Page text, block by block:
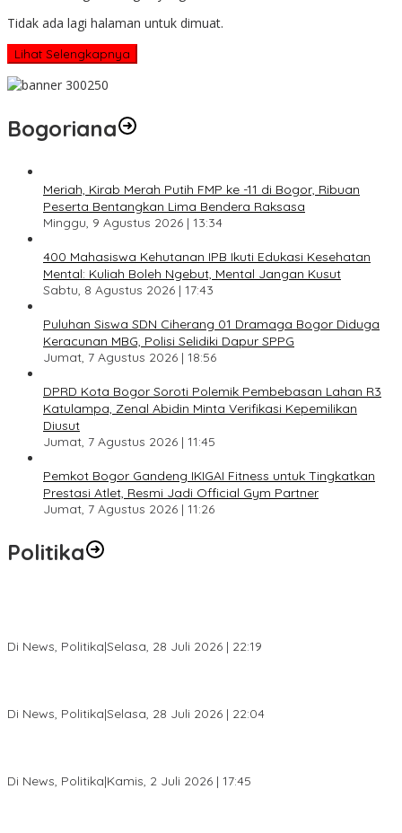
Tidak ada lagi halaman untuk dimuat.
Lihat Selengkapnya
Bogoriana
Meriah, Kirab Merah Putih FMP ke -11 di Bogor, Ribuan
Peserta Bentangkan Lima Bendera Raksasa
Minggu, 9 Agustus 2026 | 13:34
400 Mahasiswa Kehutanan IPB Ikuti Edukasi Kesehatan
Mental: Kuliah Boleh Ngebut, Mental Jangan Kusut
Sabtu, 8 Agustus 2026 | 17:43
Puluhan Siswa SDN Ciherang 01 Dramaga Bogor Diduga
Keracunan MBG, Polisi Selidiki Dapur SPPG
Jumat, 7 Agustus 2026 | 18:56
DPRD Kota Bogor Soroti Polemik Pembebasan Lahan R3
Katulampa, Zenal Abidin Minta Verifikasi Kepemilikan
Diusut
Jumat, 7 Agustus 2026 | 11:45
Pemkot Bogor Gandeng IKIGAI Fitness untuk Tingkatkan
Prestasi Atlet, Resmi Jadi Official Gym Partner
Jumat, 7 Agustus 2026 | 11:26
Politika
Di News, Politika|Selasa, 28 Juli 2026 | 22:19
Di News, Politika|Selasa, 28 Juli 2026 | 22:04
Di News, Politika|Kamis, 2 Juli 2026 | 17:45